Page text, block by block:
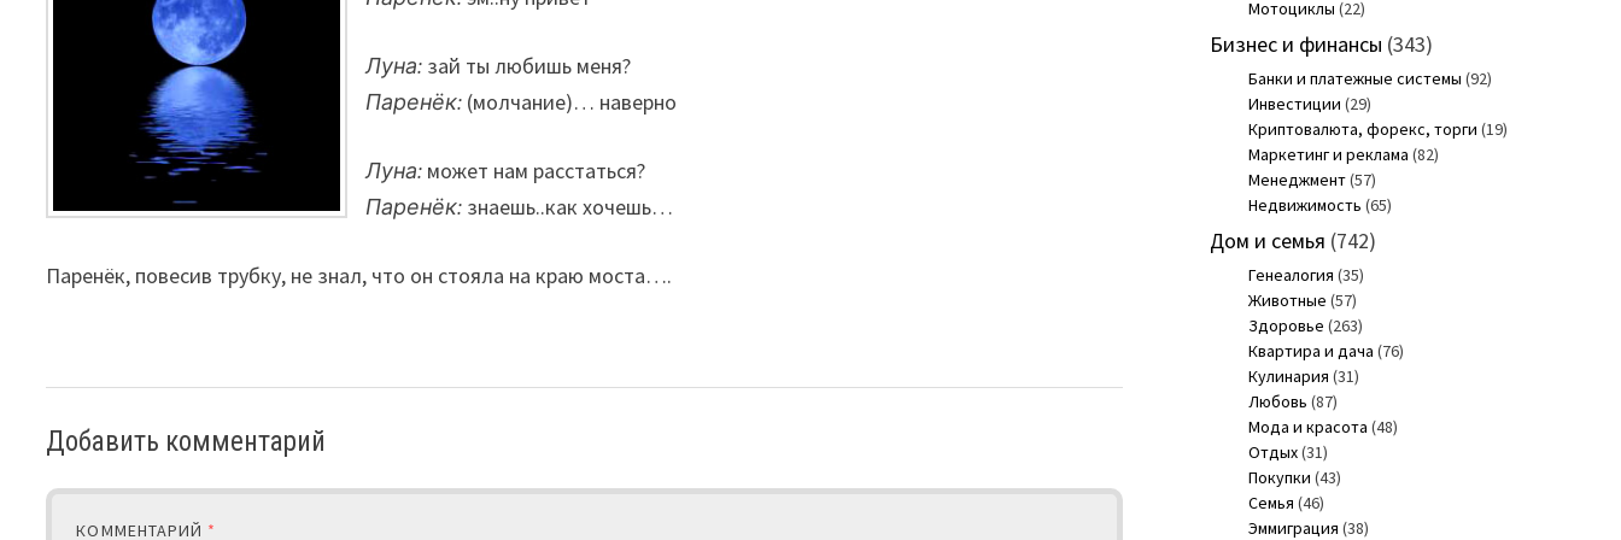
Луна: зай ты любишь меня?
Паренёк: (молчание)… наверно
Луна: может нам расстаться?
Паренёк: знаешь..как хочешь…
Паренёк, повесив трубку, не знал, что он стояла на краю моста….
Добавить комментарий
КОММЕНТАРИЙ *
Мотоциклы (22)
Бизнес и финансы (343)
Банки и платежные системы (92)
Инвестиции (29)
Криптовалюта, форекс, торги (19)
Маркетинг и реклама (82)
Менеджмент(57)
Недвижимость (65)
Дом и семья (742)
Генеалогия (35)
Животные (57)
Здоровье (263)
Квартира и дача (76)
Кулинария (31)
Любовь (87)
Мода и красота (48)
Отдых(31)
Покупки (43)
Семья (46)
Эммиграция (38)